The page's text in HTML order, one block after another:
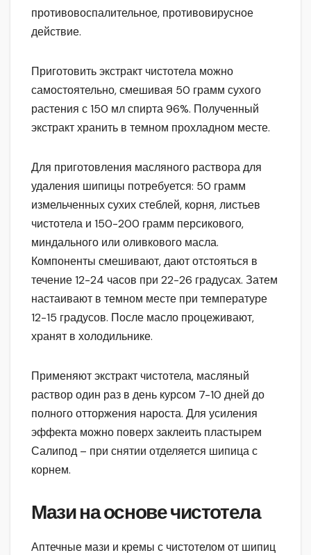
противовоспалительное, противовирусное
действие.
Приготовить экстракт чистотела можно
самостоятельно, смешивая 50 грамм сухого
растения с 150 мл спирта 96%. Полученный
экстракт хранить в темном прохладном месте.
Для приготовления масляного раствора для
удаления шипицы потребуется: 50 грамм
измельченных сухих стеблей, корня, листьев
чистотела и 150-200 грамм персикового,
миндального или оливкового масла.
Компоненты смешивают, дают отстояться в
течение 12-24 часов при 22-26 градусах. Затем
настаивают в темном месте при температуре
12-15 градусов. После масло процеживают,
хранят в холодильнике.
Применяют экстракт чистотела, масляный
раствор один раз в день курсом 7-10 дней до
полного отторжения нароста. Для усиления
эффекта можно поверх заклеить пластырем
Салипод – при снятии отделяется шипица с
корнем.
Мази на основе чистотела
Аптечные мази и кремы с чистотелом от шипиц